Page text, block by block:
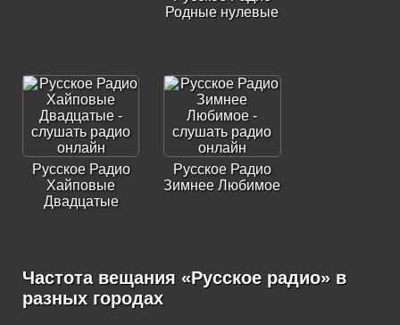
Родные нулевые
Русское Радио
Хайповые
Двадцатые
Русское Радио
Зимнее Любимое
Русское Радио
Частота вещания «Русское радио» в
разных городах